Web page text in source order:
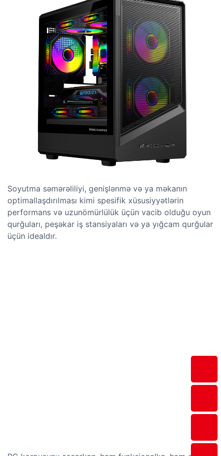
Soyutma səmərəliliyi, genişlənmə və ya məkanın
optimallaşdırılması kimi spesifik xüsusiyyətlərin
performans və uzunömürlülük üçün vacib olduğu oyun
qurğuları, peşəkar iş stansiyaları və ya yığcam qurğular
üçün idealdır.